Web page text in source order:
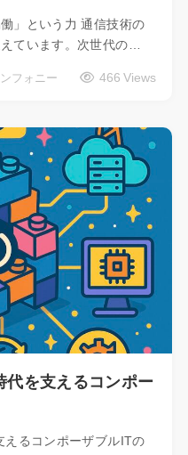
」という力 通信技術の
ています。次世代の…
フォニー 466 Views
代を支えるコンポー
えるコンポーザブルITの